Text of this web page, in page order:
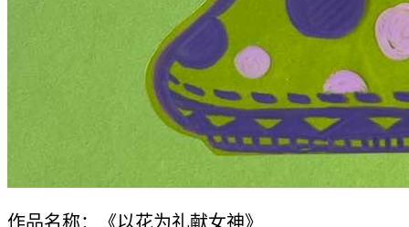
作品名称：《以花为礼献女神》